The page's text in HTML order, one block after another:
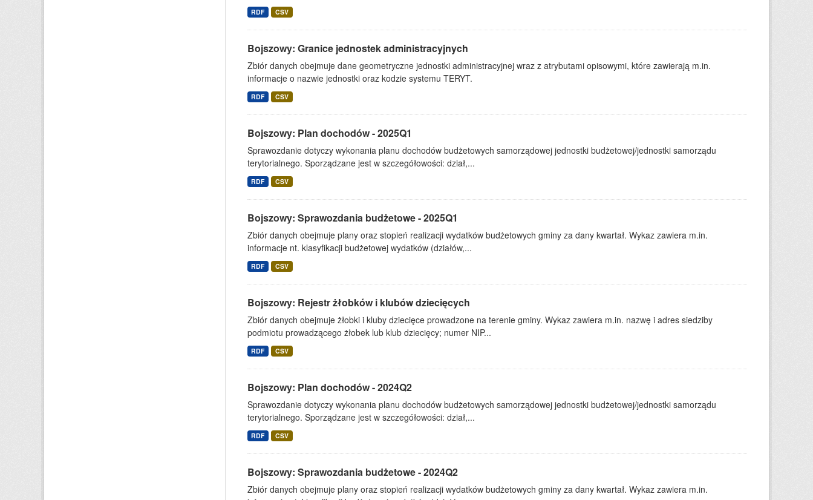
RDF CSV
Bojszowy: Granice jednostek administracyjnych
Zbiór danych obejmuje dane geometryczne jednostki administracyjnej wraz z atrybutami opisowymi, które zawierają m.in.
informacje o nazwie jednostki oraz kodzie systemu TERYT.
RDF CSV
Bojszowy: Plan dochodów - 2025Q1
Sprawozdanie dotyczy wykonania planu dochodów budżetowych samorządowej jednostki budżetowej/jednostki samorządu
terytorialnego. Sporządzane jest w szczegółowości: dział,...
RDF CSV
Bojszowy: Sprawozdania budżetowe - 2025Q1
Zbiór danych obejmuje plany oraz stopień realizacji wydatków budżetowych gminy za dany kwartał. Wykaz zawiera m.in.
informacje nt. klasyfikacji budżetowej wydatków (działów,...
RDF CSV
Bojszowy: Rejestr żłobków i klubów dziecięcych
Zbiór danych obejmuje żłobki i kluby dziecięce prowadzone na terenie gminy. Wykaz zawiera m.in. nazwę i adres siedziby
podmiotu prowadzącego żłobek lub klub dziecięcy; numer NIP...
RDF CSV
Bojszowy: Plan dochodów - 2024Q2
Sprawozdanie dotyczy wykonania planu dochodów budżetowych samorządowej jednostki budżetowej/jednostki samorządu
terytorialnego. Sporządzane jest w szczegółowości: dział,...
RDF CSV
Bojszowy: Sprawozdania budżetowe - 2024Q2
Zbiór danych obejmuje plany oraz stopień realizacji wydatków budżetowych gminy za dany kwartał. Wykaz zawiera m.in.